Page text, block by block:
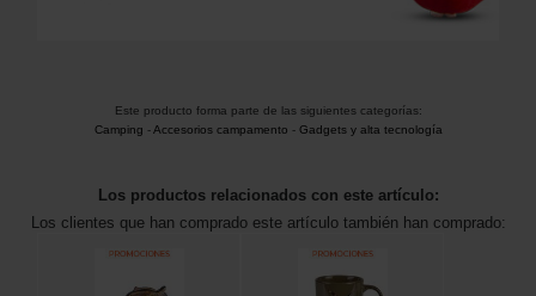
Este producto forma parte de las siguientes categorías:
Camping -Accesorios campamento - Gadgets y alta tecnología
Los productos relacionados con este artículo:
Los clientes que han comprado este artículo también han comprado: